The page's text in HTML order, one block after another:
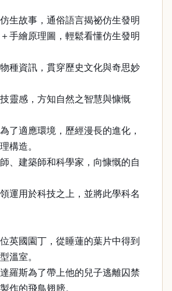
生故事，通俗語言揭祕仿生發明
手繪原理圖，輕鬆看懂仿生發明
種資訊，貫穿歷史文化與奇思妙
靈感，方知自然之智慧與慷慨
了適應環境，歷經漫長的進化，
構造。
、建築師和科學家，向慷慨的自
運用於科技之上，並將此學科名
英國園丁，從睡蓮的葉片中得到
溫室。
羅斯為了帶上他的兒子逃離囚禁
作的飛鳥翅膀。